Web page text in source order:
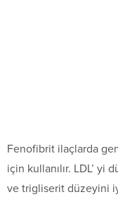
Fenofibrit ilaçlarda
için kullanılır. LDL’
ve trigliserit düzeyini